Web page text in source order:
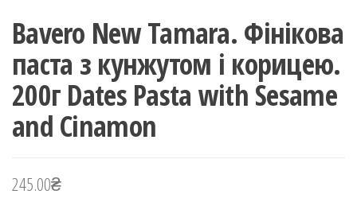
Bavero New Tamara. Фінікова
паста з кунжутом і корицею.
200г Dates Pasta with Sesame
and Cinamon
245.00₴